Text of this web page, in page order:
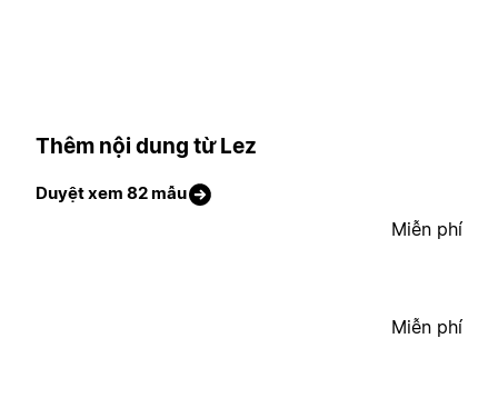
Thêm nội dung từ Lez
Duyệt xem 82 mẫu
Miễn phí
Miễn phí